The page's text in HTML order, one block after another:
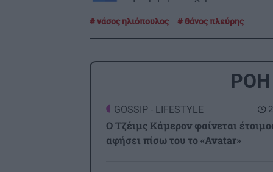
νάσος ηλιόπουλος θάνος πλεύρης
ΡΟΗ
GOSSIP - LIFESTYLE
Ο Τζέιμς Κάμερον φαίνεται
αφήσει πίσω του το «Avatar»